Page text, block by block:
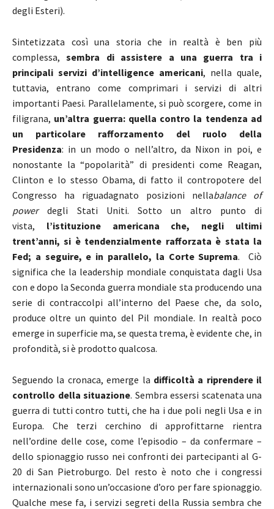
degli Esteri).
Sintetizzata così una storia che in realtà è ben più
complessa,sembra di assistere a una guerra tra i
principali servizi d’intelligence americani, nella quale,
tuttavia, entrano come comprimari i servizi di altri
importanti Paesi. Parallelamente, si può scorgere, come in
filigrana, un’altra guerra: quella contro la tendenza ad
un particolare rafforzamento del ruolo della
Presidenza: in un modo o nell’altro, da Nixon in poi, e
nonostante la “popolarità” di presidenti come Reagan,
Clinton e lo stesso Obama, di fatto il contropotere del
Congresso ha riguadagnato posizioni nellabalance of
powerdegli Stati Uniti. Sotto un altro punto di
vista, l’istituzione americana che, negli ultimi
trent’anni, si è tendenzialmente rafforzata è stata la
Fed; a seguire, e in parallelo, la Corte Suprema. Ciò
significa che la leadership mondiale conquistata dagli Usa
con e dopo la Seconda guerra mondiale sta producendo una
serie di contraccolpi all’interno del Paese che, da solo,
produce oltre un quinto del Pil mondiale. In realtà poco
emerge in superficie ma, se questa trema, è evidente che, in
profondità, si è prodotto qualcosa.
Seguendo la cronaca, emerge la difficoltà a riprendere il
controllo della situazione. Sembra essersi scatenata una
guerra di tutti contro tutti, che ha i due poli negli Usa e in
Europa. Che terzi cerchino di approfittarne rientra
nell’ordine delle cose, come l’episodio – da confermare –
dello spionaggio russo nei confronti dei partecipanti al G-
20 di San Pietroburgo. Del resto è noto che i congressi
internazionali sono un’occasione d’oro per fare spionaggio.
Qualche mese fa, i servizi segreti della Russia sembra che